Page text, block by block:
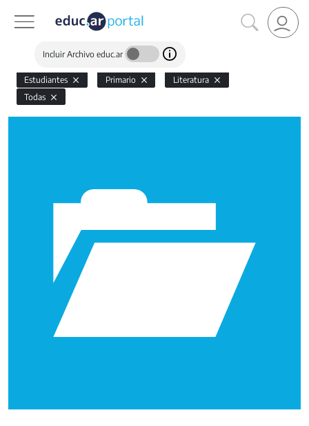
Incluir Archivo educ.ar
Estudiantes Primario
Literatura
Todas